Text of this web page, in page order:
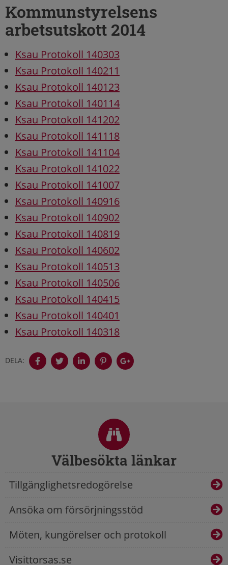
Kommunstyrelsens
arbetsutskott 2014
Ksau Protokoll 140303
Ksau Protokoll 140211
Ksau Protokoll 140123
Ksau Protokoll 140114
Ksau Protokoll 141202
Ksau Protokoll 141118
Ksau Protokoll 141104
Ksau Protokoll 141022
Ksau Protokoll 141007
Ksau Protokoll 140916
Ksau Protokoll 140902
Ksau Protokoll 140819
Ksau Protokoll 140602
Ksau Protokoll 140513
Ksau Protokoll 140506
Ksau Protokoll 140415
Ksau Protokoll 140401
Ksau Protokoll 140318
DELA:
Välbesökta länkar
Tillgänglighetsredogörelse
Ansöka om försörjningsstöd
Möten, kungörelser och protokoll
Visittorsas.se